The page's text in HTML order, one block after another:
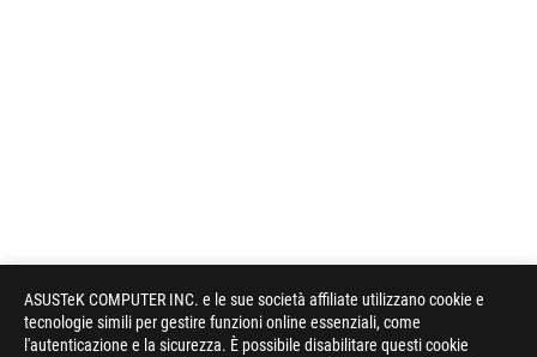
ASUSTeK COMPUTER INC. e le sue società affiliate utilizzano cookie e
tecnologie simili per gestire funzioni online essenziali, come
l'autenticazione e la sicurezza. È possibile disabilitare questi cookie